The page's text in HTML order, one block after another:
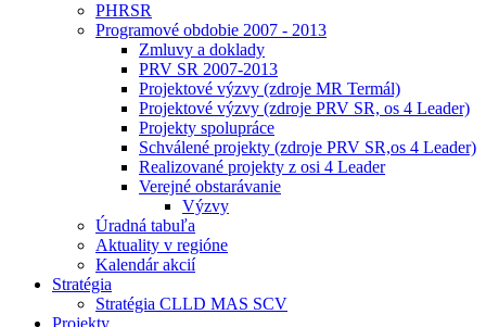
PHRSR
Programové obdobie 2007 - 2013
Zmluvy a doklady
PRV SR 2007-2013
Projektové výzvy (zdroje MR Termál)
Projektové výzvy (zdroje PRV SR, os 4 Leader)
Projekty spolupráce
Schválené projekty (zdroje PRV SR,os 4 Leader)
Realizované projekty z osi 4 Leader
Verejné obstarávanie
Výzvy
Úradná tabuľa
Aktuality v regióne
Kalendár akcií
Stratégia
Stratégia CLLD MAS SCV
Projekty